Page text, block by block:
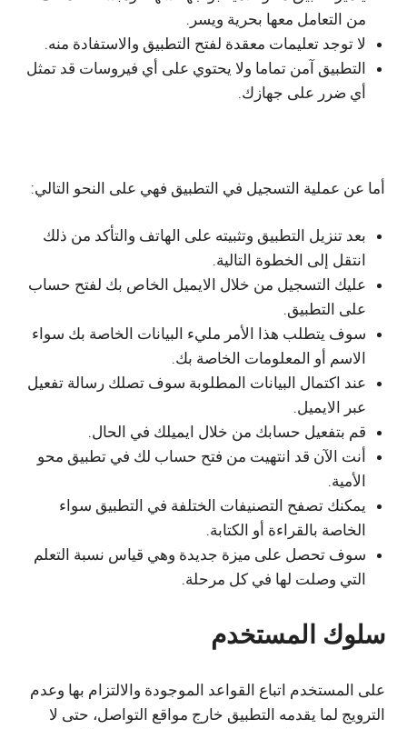
من التعامل معها بحرية ويسر.
لا توجد تعليمات معقدة لفتح التطبيق والاستفادة منه.
التطبيق آمن تماما ولا يحتوي على أي فيروسات قد تمثل
أي ضرر على جهازك.
أما عن عملية التسجيل في التطبيق فهي على النحو التالي:
بعد تنزيل التطبيق وتثبيته على الهاتف والتأكد من ذلك
انتقل إلى الخطوة التالية.
عليك التسجيل من خلال الايميل الخاص بك لفتح حساب
على التطبيق.
سوف يتطلب هذا الأمر مليء البيانات الخاصة بك سواء
الاسم أو المعلومات الخاصة بك.
عند اكتمال البيانات المطلوبة سوف تصلك رسالة تفعيل
عبر الايميل.
قم بتفعيل حسابك من خلال ايميلك في الحال.
أنت الآن قد انتهيت من فتح حساب لك في تطبيق محو
الأمية.
يمكنك تصفح التصنيفات الختلفة في التطبيق سواء
الخاصة بالقراءة أو الكتابة.
سوف تحصل على ميزة جديدة وهي قياس نسبة التعلم
التي وصلت لها في كل مرحلة.
سلوك المستخدم
على المستخدم اتباع القواعد الموجودة والالتزام بها وعدم
الترويج لما يقدمه التطبيق خارج مواقع التواصل، حتى لا